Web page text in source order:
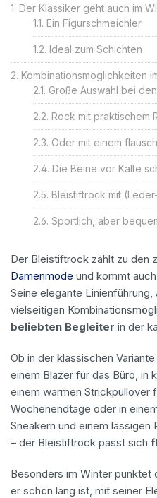
Der Klassiker geht auch im
Ein Figurschmeichler
Ideal zum Schichten
Kombinationsmöglichkeiten
Große Auswahl bei
Rock mit praktischem
Oder mit einem
Die Beine vor Kälte
Bleistiftrock mit
Sportlich, aber
Der Bleistiftrock zählt zu den
Damenmode und kommt
Seine elegante
vielseitigen
beliebten Begleiter in der
Ob in der klassischen
einem Blazer für das Büro, in
einem warmen Strickpullover
Wochenendtage oder in
Sneakern und einem lässigen
– der Bleistiftrock passt sich
Besonders im Winter
er schön lang ist, mit seiner